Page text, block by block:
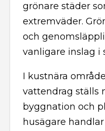
grönare städer
extremväder.
och
vanligare inslag i
I kustnära
vattendrag ställs
byggnation och
husägare